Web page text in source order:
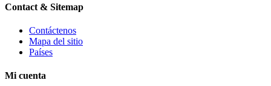
Contact & Sitemap
Contáctenos
Mapa del sitio
Países
Mi cuenta